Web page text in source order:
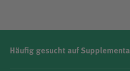
einzunehmen
Häufig gesucht auf Supplementa